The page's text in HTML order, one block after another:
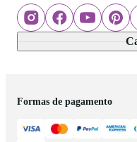
Formas de pagamento